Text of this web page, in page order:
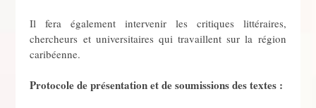
Il fera également intervenir les critiques littéraires,
chercheurs et universitaires qui travaillent sur la région
caribéenne.
Protocole de présentation et de soumissions des textes :